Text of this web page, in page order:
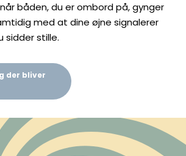
båden, du er ombord på, gynger
med at dine øjne signalerer
sidder stille.
der bliver